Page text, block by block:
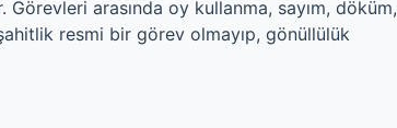
arasında oy kullanma, sayım, döküm,
resmi bir görev olmayıp, gönüllülük